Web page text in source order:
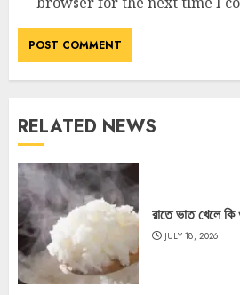
RELATED NEWS
রাতে ভাত খেলে
JULY 18, 2026